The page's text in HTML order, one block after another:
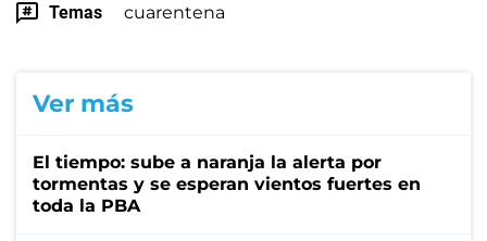
Temas cuarentena
Ver más
El tiempo: sube a naranja la alerta por
tormentas y se esperan vientos fuertes en
toda la PBA